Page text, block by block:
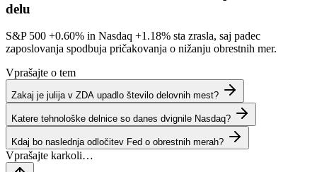
delu
S&P 500 +0.60% in Nasdaq +1.18% sta zrasla, saj padec
zaposlovanja spodbuja pričakovanja o nižanju obrestnih mer.
Vprašajte o tem
Zakaj je julija v ZDA upadlo število delovnih mest?
Katere tehnološke delnice so danes dvignile Nasdaq?
Kdaj bo naslednja odločitev Fed o obrestnih merah?